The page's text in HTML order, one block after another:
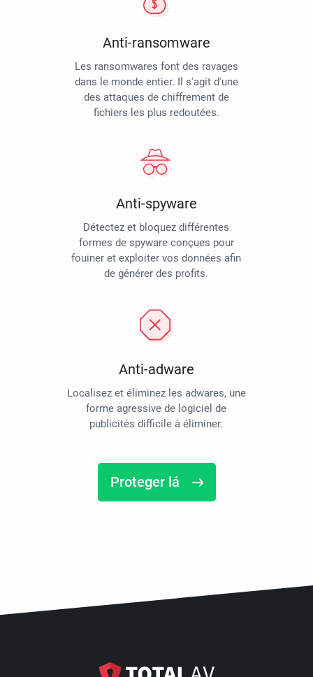
Anti-ransomware
Les ransomwares font des ravages
dans le monde entier. Il s'agit d'une
des attaques de chiffrement de
fichiers les plus redoutées.
Anti-spyware
Détectez et bloquez différentes
formes de spyware conçues pour
fouiner et exploiter vos données afin
de générer des profits.
Anti-adware
Localisez et éliminez les adwares, une
forme agressive de logiciel de
publicités difficile à éliminer.
Proteger lá